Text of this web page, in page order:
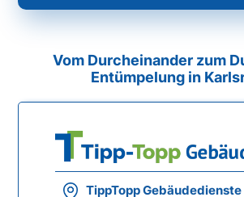
Vom Durcheinander zum
Entümpelung in
TippTopp Gebäudedienste